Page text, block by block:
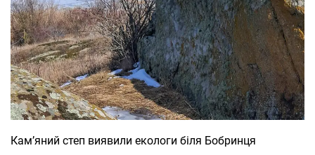
Кам’яний степ виявили екологи біля Бобринця